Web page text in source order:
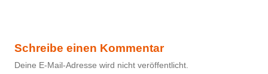
Schreibe einen Kommentar
Deine E-Mail-Adresse wird nicht veröffentlicht.